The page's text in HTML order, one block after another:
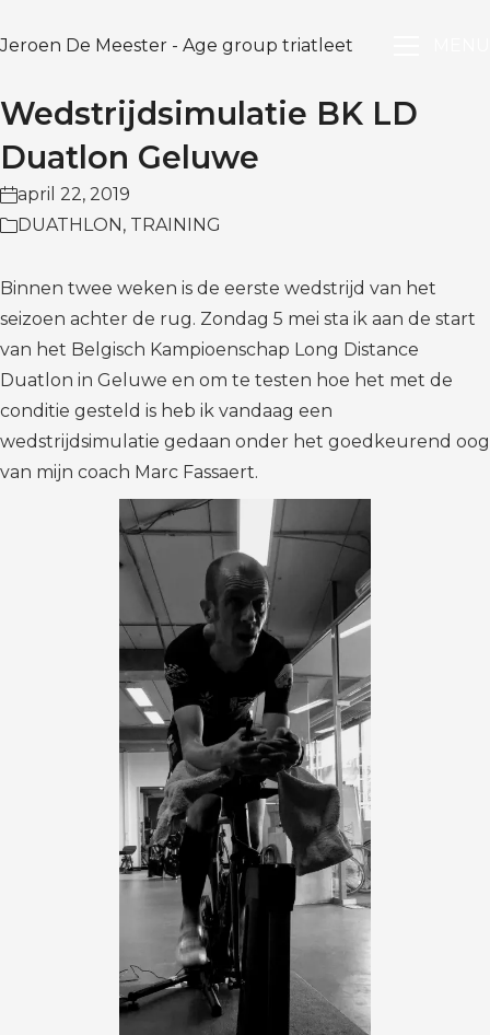
Jeroen De Meester - Age group triatleet
Wedstrijdsimulatie BK LD
Duatlon Geluwe
april 22, 2019
DUATHLON, TRAINING
Binnen twee weken is de eerste wedstrijd van het
seizoen achter de rug. Zondag 5 mei sta ik aan de start
van het Belgisch Kampioenschap Long Distance
Duatlon in Geluwe en om te testen hoe het met de
conditie gesteld is heb ik vandaag een
wedstrijdsimulatie gedaan onder het goedkeurend oog
van mijn coach Marc Fassaert.